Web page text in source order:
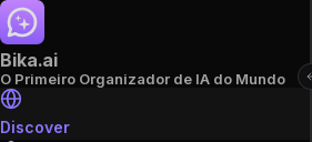
Bika.ai
O Primeiro Organizador de IA do Mundo
Discover